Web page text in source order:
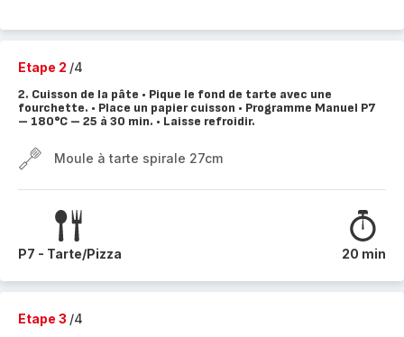
Etape 2 /4
2. Cuisson de la pâte • Pique le fond de tarte avec une
fourchette. • Place un papier cuisson • Programme Manuel P7
– 180°C – 25 à 30 min. • Laisse refroidir.
Moule à tarte spirale 27cm
P7 - Tarte/Pizza 20 min
Etape 3 /4